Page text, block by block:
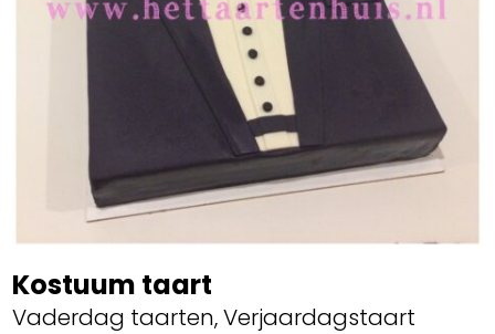
Kostuum taart
Vaderdag taarten, Verjaardagstaart